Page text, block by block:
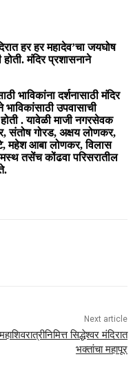
हर हर महादेव’चा जयघोष
होती. मंदिर प्रशासनाने
भाविकांना दर्शनासाठी मंदिर
उपवासाची
. यावेळी माजी नगरसेवक
संतोष गोरड, अक्षय लोणकर,
महेश आबा लोणकर, विलास
तसेंच कोंढवा परिसरातील
Next article
सिद्धेश्वर मंदिरात
भक्तांचा महापूर